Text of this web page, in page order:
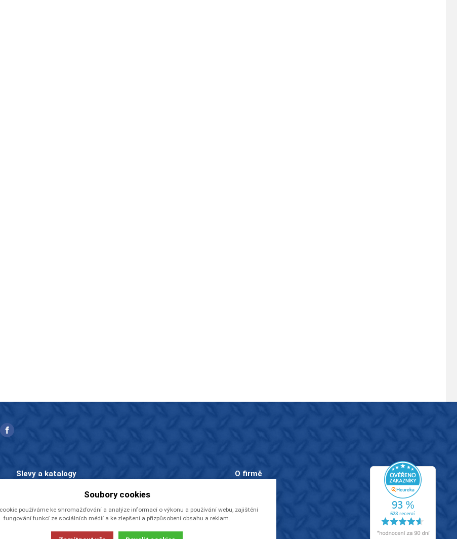
Slevy a katalogy
Rady a tipy
O firmě
Soubory cookies
používáme ke shromažďování a analýze informací o výkonu a používání webu, zajištění
fungování funkcí ze sociálních médií a ke zlepšení a přizpůsobení obsahu a reklam.